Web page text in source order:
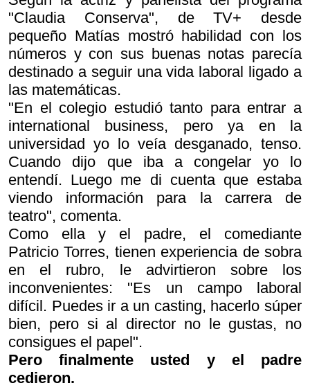
"Claudia Conserva", de TV+ desde
pequeño Matías mostró habilidad con los
números y con sus buenas notas parecía
destinado a seguir una vida laboral ligado a
las matemáticas.
"En el colegio estudió tanto para entrar a
international business, pero ya en la
universidad yo lo veía desganado, tenso.
Cuando dijo que iba a congelar yo lo
entendí. Luego me di cuenta que estaba
viendo información para la carrera de
teatro", comenta.
Como ella y el padre, el comediante
Patricio Torres, tienen experiencia de sobra
en el rubro, le advirtieron sobre los
inconvenientes: "Es un campo laboral
difícil. Puedes ir a un casting, hacerlo súper
bien, pero si al director no le gustas, no
consigues el papel".
Pero finalmente usted y el padre
cedieron.